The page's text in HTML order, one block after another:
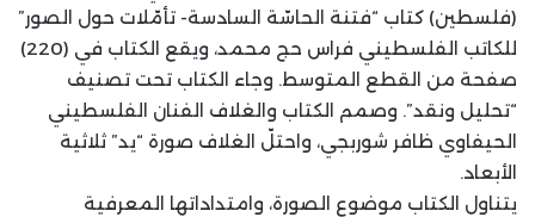
(فلسطين) كتاب “فتنة الحاسّة السادسة- تأمّلات حول الصور”
للكاتب الفلسطيني فراس حج محمد، ويقع الكتاب في (220)
صفحة من القطع المتوسط. وجاء الكتاب تحت تصنيف
“تحليل ونقد”. وصمم الكتاب والغلاف الفنان الفلسطيني
الحيفاوي ظافر شوربجي، واحتلّ الغلاف صورة “يد” ثلاثية
الأبعاد.
يتناول الكتاب موضوع الصورة، وامتداداتها المعرفية